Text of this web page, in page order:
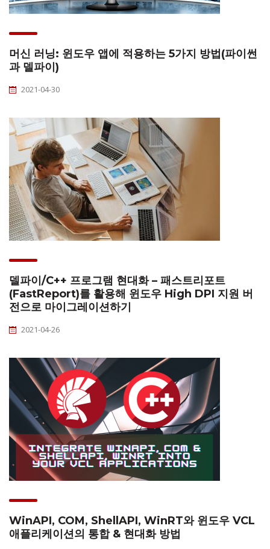
머신 러닝: 윈도우 앱에 적용하는 5가지 방법(파이썬
과 델파이)
2021-04-30
델파이/C++ 프로그램 현대화 – 패스트리포트
(FastReport)를 활용해 윈도우 High DPI 지원 버
전으로 마이그레이션하기
2021-04-26
WinAPI, COM, ShellAPI, WinRT와 윈도우 VCL
애플리케이션의 통합 & 현대화 방법